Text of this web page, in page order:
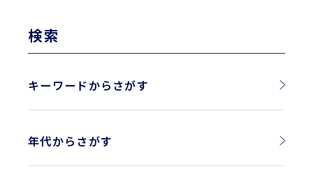
検索
キーワードからさがす
年代からさがす